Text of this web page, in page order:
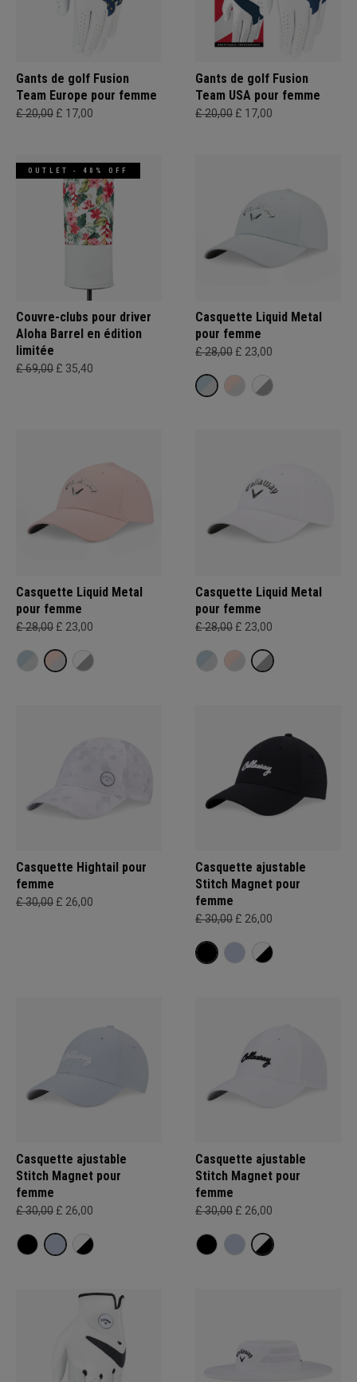
Gants de golf Fusion
Team Europe pour femme
£ 20,00 £ 17,00
Gants de golf Fusion
Team USA pour femme
£ 20,00 £ 17,00
OUTLET - 40% OFF
Couvre-clubs pour driver
Aloha Barrel en édition
limitée
£ 69,00 £ 35,40
Casquette Liquid Metal
pour femme
£ 28,00 £ 23,00
Casquette Liquid Metal
pour femme
£ 28,00 £ 23,00
Casquette Liquid Metal
pour femme
£ 28,00 £ 23,00
Casquette Hightail pour
femme
£ 30,00 £ 26,00
Casquette ajustable
Stitch Magnet pour
femme
£ 30,00 £ 26,00
Casquette ajustable
Stitch Magnet pour
femme
£ 30,00 £ 26,00
Casquette ajustable
Stitch Magnet pour
femme
£ 30,00 £ 26,00